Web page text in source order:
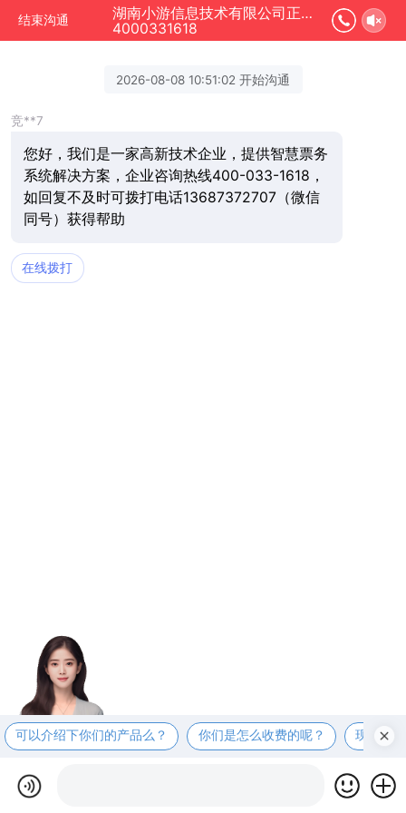
结束沟通
湖南小游信息技术有限公司正在为您服务
4000331618
2026-08-08 10:51:02 开始沟通
竞**7
您好，我们是一家高新技术企业，提供智慧票务
系统解决方案，企业咨询热线400-033-1618，
如回复不及时可拨打电话13687372707（微信
同号）获得帮助
在线拨打
可以介绍下你们的产品么？ 你们是怎么收费的呢？ 现在有